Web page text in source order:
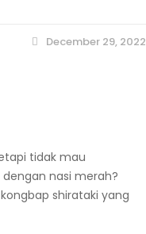
December 29, 2022
tidak mau
nasi merah?
shirataki yang